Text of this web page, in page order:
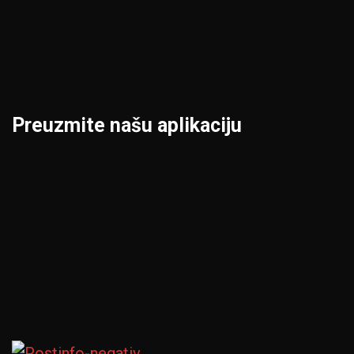
Preuzmite našu aplikaciju